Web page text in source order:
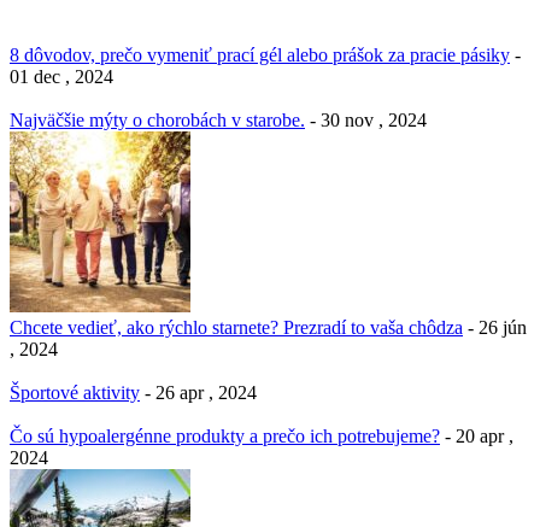
8 dôvodov, prečo vymeniť prací gél alebo prášok za pracie pásiky -
01 dec , 2024
Najväčšie mýty o chorobách v starobe. - 30 nov , 2024
Chcete vedieť, ako rýchlo starnete? Prezradí to vaša chôdza - 26 jún
, 2024
Športové aktivity - 26 apr , 2024
Čo sú hypoalergénne produkty a prečo ich potrebujeme? - 20 apr ,
2024